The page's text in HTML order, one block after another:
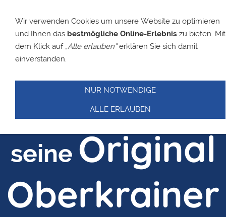
Slavko
Avsenik
seine Original
Oberkrainer
Wir verwenden Cookies um unsere Website zu optimieren
und Ihnen das bestmögliche Online-Erlebnis zu bieten. Mit
dem Klick auf „Alle erlauben“erklären Sie sich damit
einverstanden.
NUR NOTWENDIGE
ALLE ERLAUBEN